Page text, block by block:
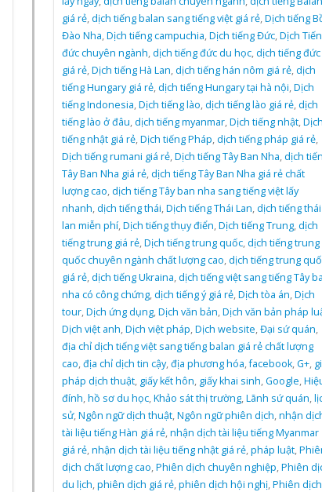
giá rẻ,dịch tiếng balan sang tiếng việt giá rẻ,Dịch tiếng
Đào Nha,Dịch tiếng campuchia,Dịch tiếng Đức,Dịch
đức chuyên ngành,dịch tiếng đức du học,dịch tiếng đức
giá rẻ,Dịch tiếng Hà Lan,dịch tiếng hán nôm giá rẻ,dịch
tiếng Hungary giá rẻ,dịch tiếng Hungary tại hà nội,Dịch
tiếng Indonesia,Dịch tiếng lào,dịch tiếng lào giá rẻ,dịch
tiếng lào ở đâu,dịch tiếng myanmar,Dịch tiếng nhật,Dịch
tiếng nhật giá rẻ,Dịch tiếng Pháp,dịch tiếng pháp giá rẻ,
Dịch tiếng rumani giá rẻ,Dịch tiếng Tây Ban Nha,dịch
Tây Ban Nha giá rẻ,dịch tiếng Tây Ban Nha giá rẻ chất
lượng cao,dịch tiếng Tây ban nha sang tiếng việt lấy
nhanh,dịch tiếng thái,Dịch tiếng Thái Lan,dịch tiếng thái
lan miễn phí,Dịch tiếng thụy điển,Dịch tiếng Trung,dịch
tiếng trung giá rẻ,Dịch tiếng trung quốc,dịch tiếng trung
quốc chuyên ngành chất lượng cao,dịch tiếng trung
giá rẻ,dịch tiếng Ukraina,dịch tiếng việt sang tiếng Tây
nha có công chứng,dịch tiếng ý giá rẻ,Dịch tòa án,Dịch
tour,Dịch ứng dụng,Dịch văn bản,Dịch văn bản pháp
Dịch việt anh,Dịch việt pháp,Dịch website,Đại sứ quán,
địa chỉ dịch tiếng việt sang tiếng balan giá rẻ chất lượng
cao,địa chỉ dịch tin cậy,địa phương hóa,facebook,G+,
pháp dịch thuật, giấy kết hôn, giấy khai sinh,Google,
đính,hồ sơ du học,Khảo sát thị trường,Lãnh sứ quán,
sử,Ngôn ngữ dịch thuật,Ngôn ngữ phiên dịch,nhận
tài liệu tiếng Hàn giá rẻ,nhận dịch tài liệu tiếng Myanmar
giá rẻ,nhận dịch tài liệu tiếng nhật giá rẻ,pháp luật,
dịch chất lượng cao,Phiên dịch chuyên nghiệp,Phiên
du lịch,phiên dịch giá rẻ,phiên dịch hội nghị,Phiên dịch